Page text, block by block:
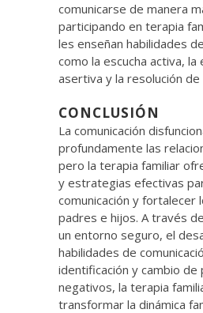
comunicarse de manera
participando en terapia
les enseñan habilidades
como la escucha activa, la
asertiva y la resolución
CONCLUSIÓN
La comunicación
profundamente las
pero la terapia familiar
y estrategias efectivas
comunicación y fortalecer
padres e hijos. A través
un entorno seguro, el
habilidades de
identificación y cambio de
negativos, la terapia
transformar la dinámica